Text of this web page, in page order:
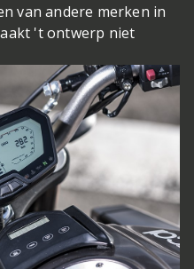
van andere merken in
't ontwerp niet